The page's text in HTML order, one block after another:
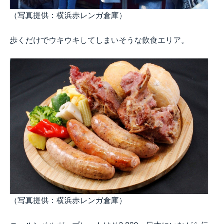
（写真提供：横浜赤レンガ倉庫）
歩くだけでウキウキしてしまいそうな飲食エリア。
（写真提供：横浜赤レンガ倉庫）